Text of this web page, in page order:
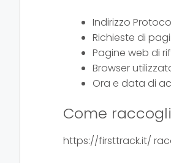
Indirizzo
Richieste di
Pagine web di
Browser
Ora e data di
Come
https://firsttrack.it/